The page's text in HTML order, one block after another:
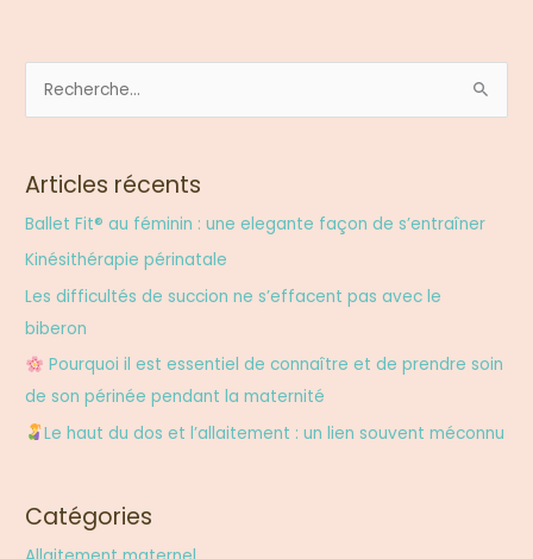
e
h
e
r
c
h
Articles récents
Ballet Fit® au féminin : une elegante façon de s’entraîner
Kinésithérapie périnatale
Les difficultés de succion ne s’effacent pas avec le
biberon
Pourquoi il est essentiel de connaître et de prendre soin
de son périnée pendant la maternité
Le haut du dos et l’allaitement : un lien souvent méconnu
Catégories